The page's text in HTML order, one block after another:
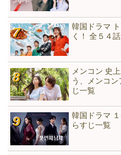
韓国ドラマ
く！ 全５４
メンコン 史
う、メンコ
じ一覧
韓国ドラマ
らすじ一覧